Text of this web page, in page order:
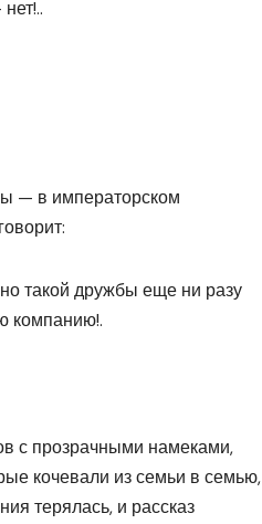
— в им­ператорском
такой дружбы еще ни разу
компанию!.
с прозрачными намеками,
кочевали из семьи в семью,
терялась, и рассказ